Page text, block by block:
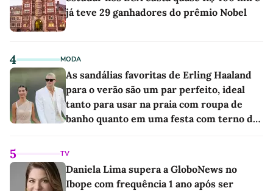
já teve 29 ganhadores do prêmio Nobel
4 MODA
As sandálias favoritas de Erling Haaland
para o verão são um par perfeito, ideal
tanto para usar na praia com roupa de
banho quanto em uma festa com terno de
5 TV
Daniela Lima supera a GloboNews no
Ibope com frequência 1 ano após ser